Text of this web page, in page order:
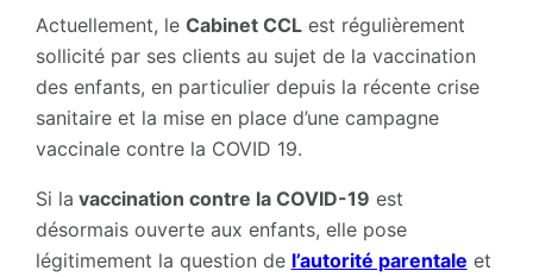
Actuellement, le Cabinet CCLest régulièrement
sollicité par ses clients au sujet de la vaccination
des enfants, en particulier depuis la récente crise
sanitaire et la mise en place d’une campagne
vaccinale contre la COVID 19.
Si la vaccination contre la COVID-19 est
désormais ouverte aux enfants, elle pose
légitimement la question de l’autorité parentale et